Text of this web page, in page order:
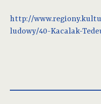
http://
ludowy/40-Kacalak-